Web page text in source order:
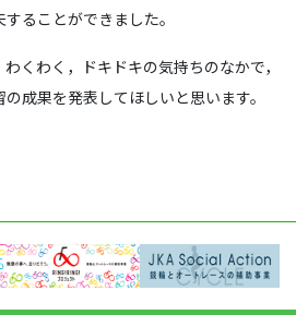
ることができました。
くわく，ドキドキの気持ちのなかで，
成果を発表してほしいと思います。